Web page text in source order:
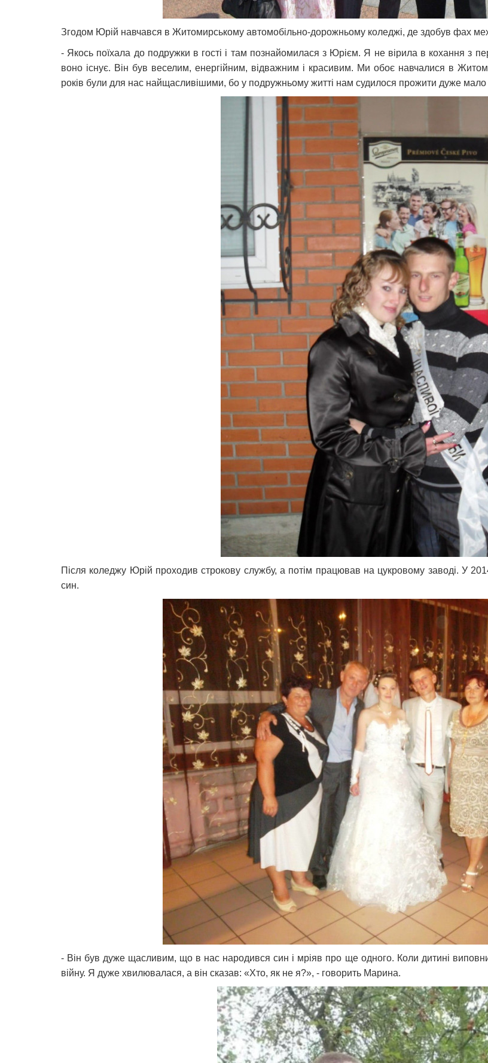
Згодом Юрій навчався в Житомирському автомобільно-дорожньому коледжі, де здобув фах
- Якось поїхала до подружки в гості і там познайомилася з Юрієм. Я не вірила в кохання з
воно існує. Він був веселим, енергійним, відважним і красивим. Ми обоє навчалися в
років були для нас найщасливішими, бо у подружньому житті нам судилося прожити дуже мало
Після коледжу Юрій проходив строкову службу, а потім працював на цукровому заводі. У
син.
- Він був дуже щасливим, що в нас народився син і мріяв про ще одного. Коли дитині
війну. Я дуже хвилювалася, а він сказав: «Хто, як не я?», - говорить Марина.